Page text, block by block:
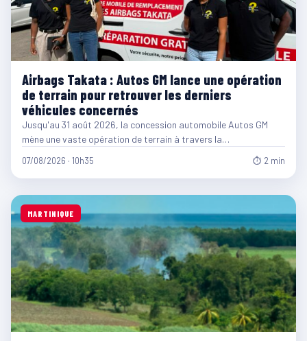
Airbags Takata : Autos GM lance une opération
de terrain pour retrouver les derniers
véhicules concernés
Jusqu'au 31 août 2026, la concession automobile Autos GM
mène une vaste opération de terrain à travers la…
07/08/2026 · 10h35 ⏱ 2 min
MARTINIQUE